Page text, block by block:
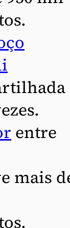
entre
mais